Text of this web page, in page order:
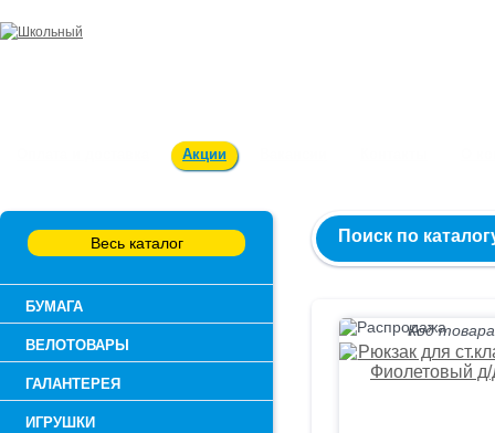
Акции
Весь каталог
БУМАГА
ВЕЛОТОВАРЫ
ГАЛАНТЕРЕЯ
ИГРУШКИ
Поиск по
Код